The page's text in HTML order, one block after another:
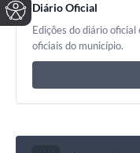
Diário Oficial
Edições do diário
oficiais do município.